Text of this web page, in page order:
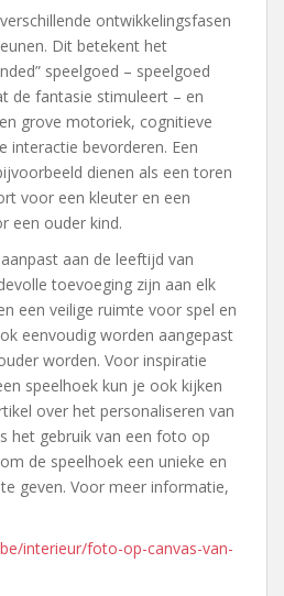
ontwikkelingsfasen
Dit betekent het
speelgoed – speelgoed
de fantasie stimuleert – en
grove motoriek, cognitieve
interactie bevorderen. Een
dienen als een toren
voor een kleuter en een
een ouder kind.
aan de leeftijd van
toevoeging zijn aan elk
een veilige ruimte voor spel en
eenvoudig worden aangepast
worden. Voor inspiratie
speelhoek kun je ook kijken
over het personaliseren van
het gebruik van een foto op
de speelhoek een unieke en
geven. Voor meer informatie,
interieur/foto-op-canvas-van-